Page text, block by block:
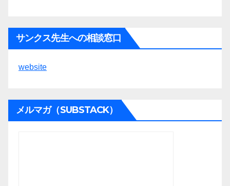
サンクス先生への相談窓口
website
メルマガ（SUBSTACK）